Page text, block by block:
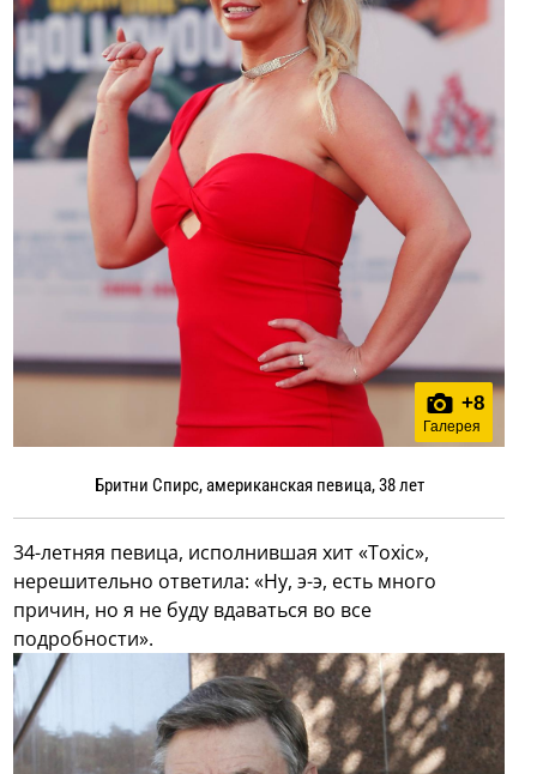
+8
Галерея
Бритни Спирс, американская певица, 38 лет
34-летняя певица, исполнившая хит «Toxic»,
нерешительно ответила: «Ну, э-э, есть много
причин, но я не буду вдаваться во все
подробности».